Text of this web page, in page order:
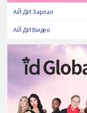
АЙ ДИ Зарлал
АЙ ДИ Видео